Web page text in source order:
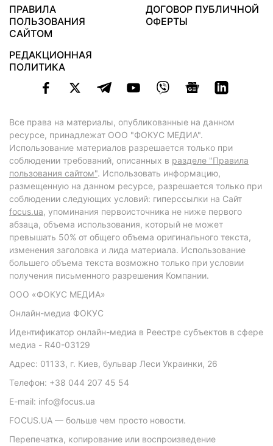
ПРАВИЛА
ПОЛЬЗОВАНИЯ
САЙТОМ
ДОГОВОР ПУБЛИЧНОЙ
ОФЕРТЫ
РЕДАКЦИОННАЯ
ПОЛИТИКА
Все права на материалы, опубликованные на данном
ресурсе, принадлежат ООО "ФОКУС МЕДИА".
Использование материалов разрешается только при
соблюдении требований, описанных в разделе "Правила
пользования сайтом". Использовать информацию,
размещенную на данном ресурсе, разрешается только при
соблюдении следующих условий: гиперссылки на Сайт
focus.ua, упоминания первоисточника не ниже первого
абзаца, объема использования, который не может
превышать 50% от общего объема оригинального текста,
изменения заголовка и лида материала. Использование
большего объема текста возможно только при условии
получения письменного разрешения Компании.
ООО «ФОКУС МЕДИА»
Онлайн-медиа ФОКУС
Идентификатор онлайн-медиа в Реестре субъектов в сфере
медиа - R40-03129
Адрес: 01133, г. Киев, бульвар Леси Украинки, 26
Телефон: +38 044 207 45 54
E-mail: info@focus.ua
FOCUS.UA — больше чем просто новости.
Перепечатка, копирование или воспроизведение